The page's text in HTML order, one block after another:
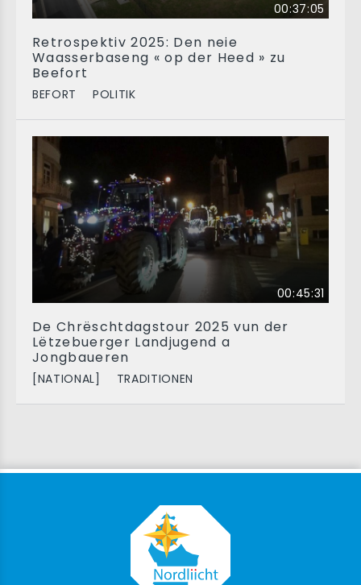
00:37:05
Retrospektiv 2025: Den neie
Waasserbaseng « op der Heed » zu
Beefort
BEFORT POLITIK
00:45:31
De Chrëschtdagstour 2025 vun der
Lëtzebuerger Landjugend a
Jongbaueren
[NATIONAL] TRADITIONEN